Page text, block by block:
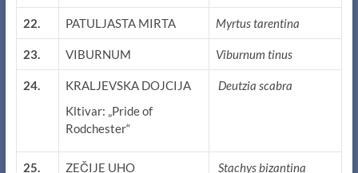
22. PATULJASTA MIRTA Myrtus tarentina
23. VIBURNUM Viburnum tinus
24.
KRALJEVSKA DOJCIJA
Kltivar: „Pride of
Rodchester“
Deutzia scabra
25. ZEČIJE UHO Stachys bizantina